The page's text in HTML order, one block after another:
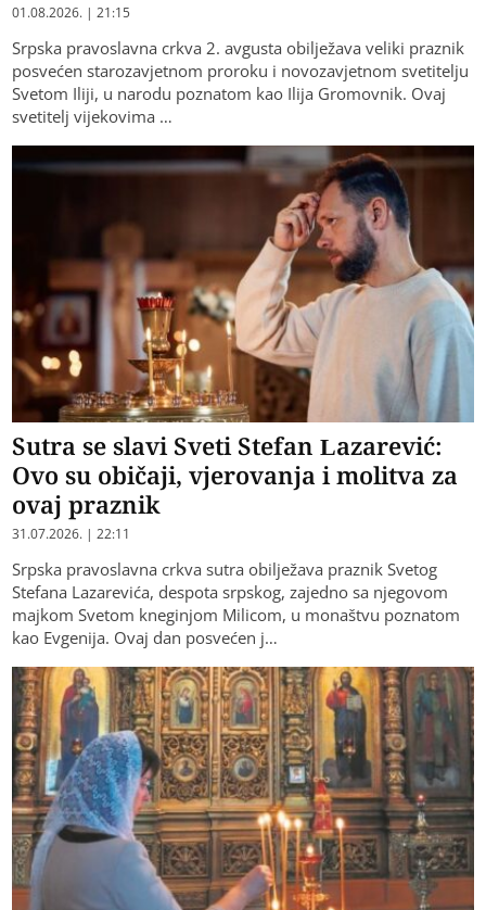
01.08.2026. | 21:15
Srpska pravoslavna crkva 2. avgusta obilježava veliki praznik
posvećen starozavjetnom proroku i novozavjetnom svetitelju
Svetom Iliji, u narodu poznatom kao Ilija Gromovnik. Ovaj
svetitelj vijekovima …
Sutra se slavi Sveti Stefan Lazarević:
Ovo su običaji, vjerovanja i molitva za
ovaj praznik
31.07.2026. | 22:11
Srpska pravoslavna crkva sutra obilježava praznik Svetog
Stefana Lazarevića, despota srpskog, zajedno sa njegovom
majkom Svetom kneginjom Milicom, u monaštvu poznatom
kao Evgenija. Ovaj dan posvećen j…